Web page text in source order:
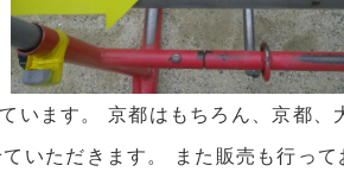
います。 京都はもちろん、京都
いただきます。 また販売も行っ